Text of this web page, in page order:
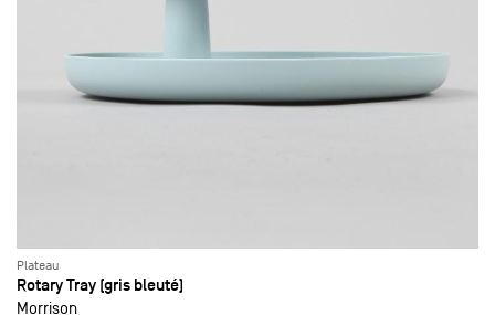
Plateau
Rotary Tray (gris bleuté)
Morrison